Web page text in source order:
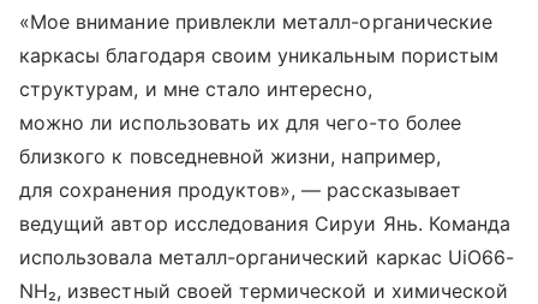
«Мое внимание привлекли металл-органические
каркасы благодаря своим уникальным пористым
структурам, и мне стало интересно,
можно ли использовать их для чего-то более
близкого к повседневной жизни, например,
для сохранения продуктов», — рассказывает
ведущий автор исследования Сируи Янь. Команда
использовала металл-органический каркас UiO66-
NH₂, известный своей термической и химической